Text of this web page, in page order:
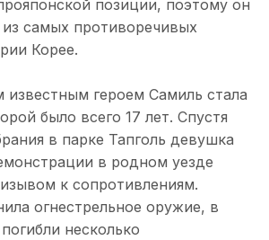
позиции, поэтому он
самых противоречивых
Корее.
героем Самиль стала
было всего 17 лет. Спустя
в парке Тапголь девушка
в родном уезде
к сопротивлениям.
огнестрельное оружие, в
несколько